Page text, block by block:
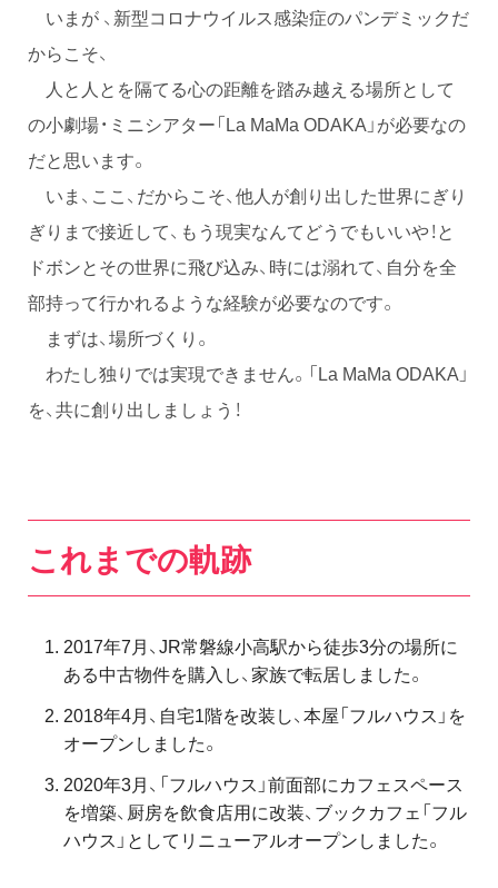
いまが 、新型コロナウイルス感染症のパンデミックだ
からこそ、
人と人とを隔てる心の距離を踏み越える場所として
の小劇場・ミニシアター「La MaMa ODAKA」が必要なの
だと思います。
いま、ここ、だからこそ、他人が創り出した世界にぎり
ぎりまで接近して、もう現実なんてどうでもいいや！と
ドボンとその世界に飛び込み、時には溺れて、自分を全
部持って行かれるような経験が必要なのです。
まずは、場所づくり。
わたし独りでは実現できません。「La MaMa ODAKA」
を、共に創り出しましょう！
これまでの軌跡
2017年7月、JR常磐線小高駅から徒歩3分の場所に
ある中古物件を購入し、家族で転居しました。
2018年4月、自宅1階を改装し、本屋「フルハウス」を
オープンしました。
2020年3月、「フルハウス」前面部にカフェスペース
を増築、厨房を飲食店用に改装、ブックカフェ「フル
ハウス」としてリニューアルオープンしました。